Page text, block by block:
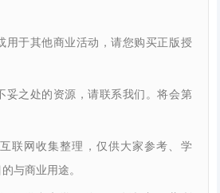
于其他商业活动，请您购买正版授
之处的资源，请联系我们。将会第
联网收集整理，仅供大家参考、学
与商业用途。